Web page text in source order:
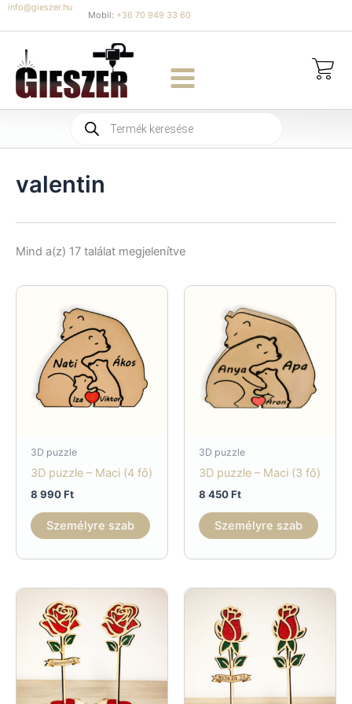
Skip
to
content
info@gieszer.hu
Mobil: +36 70 949 33 60
Products
search
valentin
Mind a(z) 17 találat megjelenítveSorted
3D puzzle
3D puzzle – Maci (4 fő)
8 990Ft
Személyre szab
3D puzzle
3D puzzle – Maci (3 fő)
8 450Ft
Személyre szab